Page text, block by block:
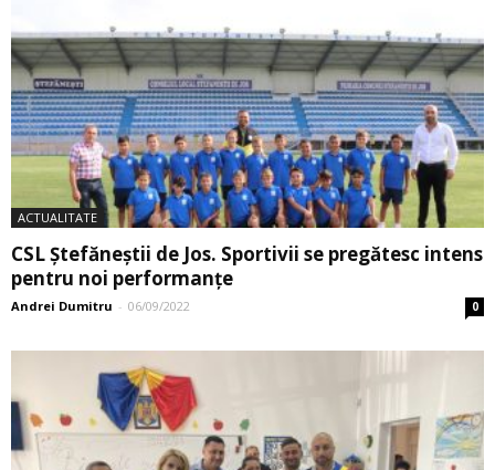
ACTUALITATE
CSL Ștefăneștii de Jos. Sportivii se pregătesc intens
pentru noi performanţe
Andrei Dumitru - 06/09/2022 0